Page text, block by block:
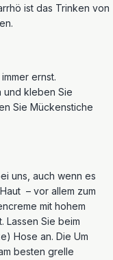
ist das Trinken von
ernst.
und kleben Sie
Sie Mückenstiche
uns, auch wenn es
– vor allem zum
mit hohem
Lassen Sie beim
Hose an. Die Um
besten grelle